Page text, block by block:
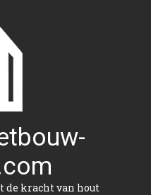
de kracht van hout